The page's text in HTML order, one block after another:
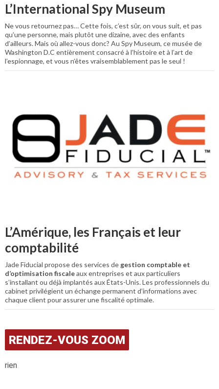
L’International Spy Museum
Ne vous retournez pas… Cette fois, c’est sûr, on vous suit, et pas
qu’une personne, mais plutôt une dizaine, avec des enfants
d’ailleurs. Mais où allez-vous donc? Au Spy Museum, ce musée de
Washington D.C entièrement consacré à l’histoire et à l’art de
l’espionnage, et vous n’êtes vraisemblablement pas le seul !
L’Amérique, les Français et leur
comptabilité
Jade Fiducial propose des services de gestion comptable et
d’optimisation fiscaleaux entreprises et aux particuliers
s’installant ou déjà implantés aux États-Unis. Les professionnels du
cabinet privilégient un échange permanent d’informations avec
chaque client pour assurer une fiscalité optimale.
RENDEZ-VOUS ZOOM
rien